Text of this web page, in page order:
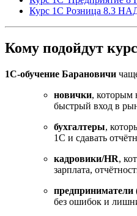
Курс 1С Розница 8.3
Кому подойдут
1С-обучение Барановичи
новички, которым
быстрый вход в
бухгалтеры,
1С и сдавать
кадровики/HR,
зарплата,
без ошибок и